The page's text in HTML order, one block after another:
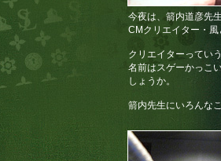
今夜は、箭内道彦先
CMクリエイター・
クリエイターってい
名前はスゲーかっこ
しょうか。
箭内先生にいろんな